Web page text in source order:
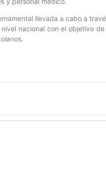
llevada a cabo a
nacional con el objetivo